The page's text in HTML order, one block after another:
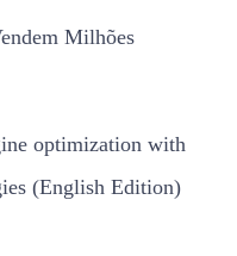
Milhões
optimization with
(English Edition)